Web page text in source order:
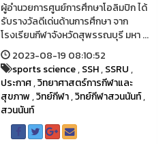
ผู้อำนวยการศูนย์การศึกษาโอลิมปิก ได้
รับรางวัลดีเด่นด้านการศึกษา จาก
โรงเรียนกีฬาจังหวัดสุพรรณบุรี มหา ...
2023-08-19 08:10:52
sports science,SSH,SSRU,
ประกาศ,วิทยาศาสตร์การกีฬาและ
สุขภาพ,วิทย์กีฬา,วิทย์กีฬาสวนนันท์,
สวนนันท์